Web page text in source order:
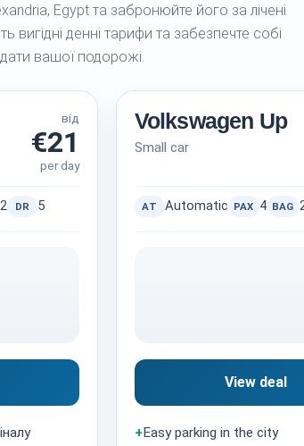
Egypt та забронюйте його за лічені
вигідні денні тарифи та забезпечте собі
вашої подорожі.
від
€21
per day
2 DR 5
Volkswagen Up
Small car
AT Automatic PAX 4 BAG
View deal
+Easy parking in the city